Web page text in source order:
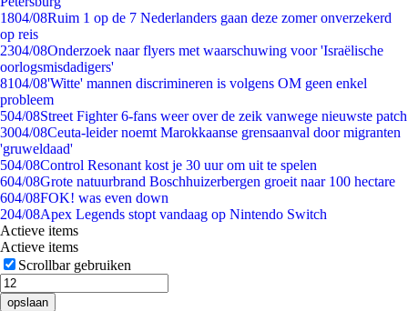
1804/08Ruim 1 op de 7 Nederlanders gaan deze zomer onverzekerd
op reis
2304/08Onderzoek naar flyers met waarschuwing voor 'Israëlische
oorlogsmisdadigers'
8104/08'Witte' mannen discrimineren is volgens OM geen enkel
probleem
504/08Street Fighter 6-fans weer over de zeik vanwege nieuwste patch
3004/08Ceuta-leider noemt Marokkaanse grensaanval door migranten
'gruweldaad'
504/08Control Resonant kost je 30 uur om uit te spelen
604/08Grote natuurbrand Boschhuizerbergen groeit naar 100 hectare
604/08FOK! was even down
204/08Apex Legends stopt vandaag op Nintendo Switch
Actieve items
Actieve items
Scrollbar gebruiken
opslaan